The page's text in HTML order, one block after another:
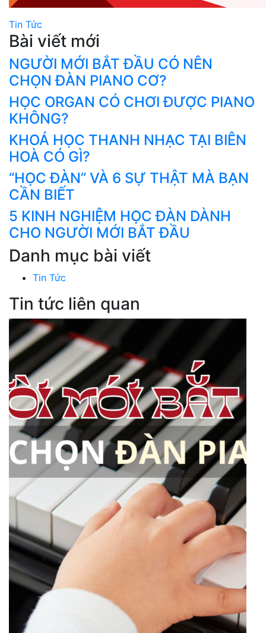
Tin Tức
Bài viết mới
NGƯỜI MỚI BẮT ĐẦU CÓ NÊN
CHỌN ĐÀN PIANO CƠ?
HỌC ORGAN CÓ CHƠI ĐƯỢC PIANO
KHÔNG?
KHOÁ HỌC THANH NHẠC TẠI BIÊN
HOÀ CÓ GÌ?
“HỌC ĐÀN” VÀ 6 SỰ THẬT MÀ BẠN
CẦN BIẾT
5 KINH NGHIỆM HỌC ĐÀN DÀNH
CHO NGƯỜI MỚI BẮT ĐẦU
Danh mục bài viết
Tin Tức
Tin tức liên quan